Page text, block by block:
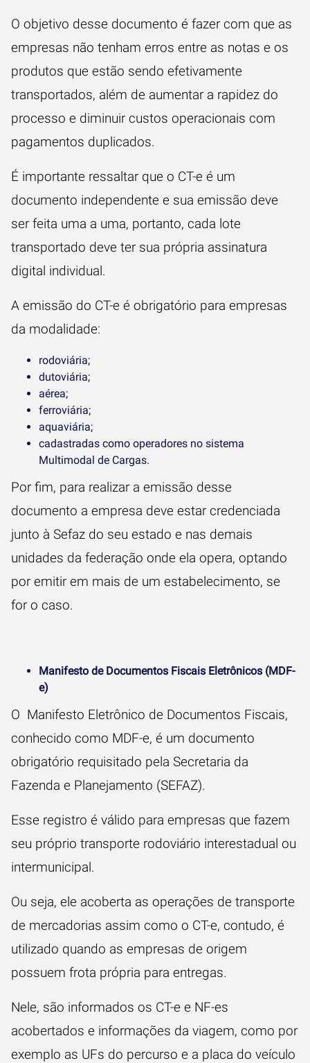
O objetivo desse documento é fazer com que as
empresas não tenham erros entre as notas e os
produtos que estão sendo efetivamente
transportados, além de aumentar a rapidez do
processo e diminuir custos operacionais com
pagamentos duplicados.
É importante ressaltar que o CT-e é um
documento independente e sua emissão deve
ser feita uma a uma, portanto, cada lote
transportado deve ter sua própria assinatura
digital individual.
A emissão do CT-e é obrigatório para empresas
da modalidade:
rodoviária;
dutoviária;
aérea;
ferroviária;
aquaviária;
cadastradas como operadores no sistema
Multimodal de Cargas.
Por fim, para realizar a emissão desse
documento a empresa deve estar credenciada
junto à Sefaz do seu estado e nas demais
unidades da federação onde ela opera, optando
por emitir em mais de um estabelecimento, se
for o caso.
Manifesto de Documentos Fiscais Eletrônicos (MDF-
e)
O Manifesto Eletrônico de Documentos Fiscais,
conhecido como MDF-e, é um documento
obrigatório requisitado pela Secretaria da
Fazenda e Planejamento (SEFAZ).
Esse registro é válido para empresas que fazem
seu próprio transporte rodoviário interestadual ou
intermunicipal.
Ou seja, ele acoberta as operações de transporte
de mercadorias assim como o CT-e, contudo, é
utilizado quando as empresas de origem
possuem frota própria para entregas.
Nele, são informados os CT-e e NF-es
acobertados e informações da viagem, como por
exemplo as UFs do percurso e a placa do veículo